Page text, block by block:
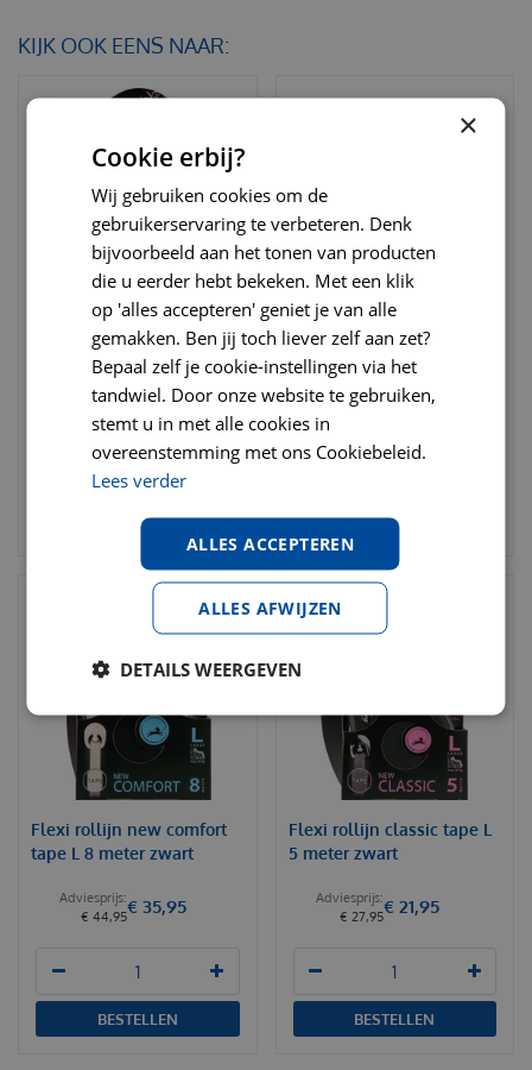
KIJK OOK EENS NAAR:
Flexi rollijn classic tape
large 8 meter zwart
36,50€ 28, 95
BESTELLEN
Kngf dressuurlijn 1.5 cm x
1,90 meter
€ 38,95
BESTELLEN
Flexi rollijn new comfort
tape L 8 meter zwart
€ 44,95€ 35,95
BESTELLEN
Flexi rollijn classic tape L
5 meter zwart
€ 27,95€ 21,95
BESTELLEN
×
Cookie erbij?
Wij gebruiken cookies om de
gebruikerservaring te verbeteren. Denk
bijvoorbeeld aan het tonen van producten
die u eerder hebt bekeken. Met een klik
op 'alles accepteren' geniet je van alle
gemakken. Ben jij toch liever zelf aan zet?
Bepaal zelf je cookie-instellingen via het
tandwiel. Door onze website te gebruiken,
stemt u in met alle cookies in
overeenstemming met ons Cookiebeleid.
Lees verder
ALLES ACCEPTEREN
ALLES AFWIJZEN
DETAILS WEERGEVEN